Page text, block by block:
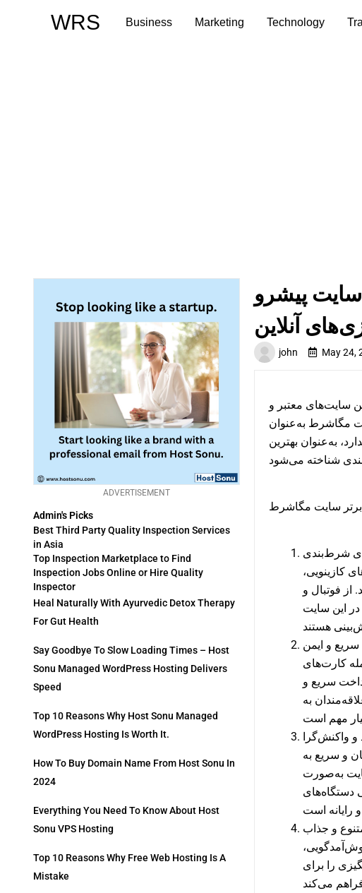
WRS Business Marketing Technology
ADVERTISEMENT
Admin's Picks
Best Third Party Quality Inspection Services
in Asia
Top Inspection Marketplace to Find
Inspection Jobs Online or Hire Quality
Inspector
Heal Naturally With Ayurvedic Detox Therapy
For Gut Health
Say Goodbye To Slow Loading Times – Host
Sonu Managed WordPress Hosting Delivers
Speed
Top 10 Reasons Why Host Sonu Managed
WordPress Hosting Is Worth It.
How To Buy Domain Name From Host Sonu In
2024
Everything You Need To Know About Host
Sonu VPS Hosting
Top 10 Reasons Why Free Web Hosting Is A
Mistake
john May 24,
پیشرو
آنلاین
سایت‌های معتبر و
مگاشرط به‌عنوان
به‌عنوان بهترین
کازینویی،
از فوتبال و
این سایت
کارت‌های
سریع و
به
و سریع به
به‌صورت
دستگاه‌های
را برای